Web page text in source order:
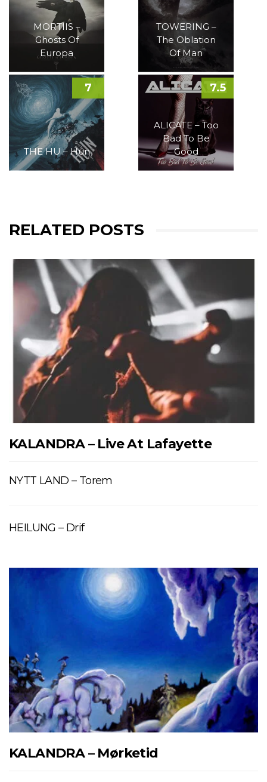
MORTIIS –
Ghosts Of
Europa
TOWERING –
The Oblation
Of Man
THE HU – Hun
7
ALICATE – Too
Bad To Be
Good
7.5
RELATED POSTS
KALANDRA – Live At Lafayette
NYTT LAND – Torem
HEILUNG – Drif
KALANDRA – Mørketid